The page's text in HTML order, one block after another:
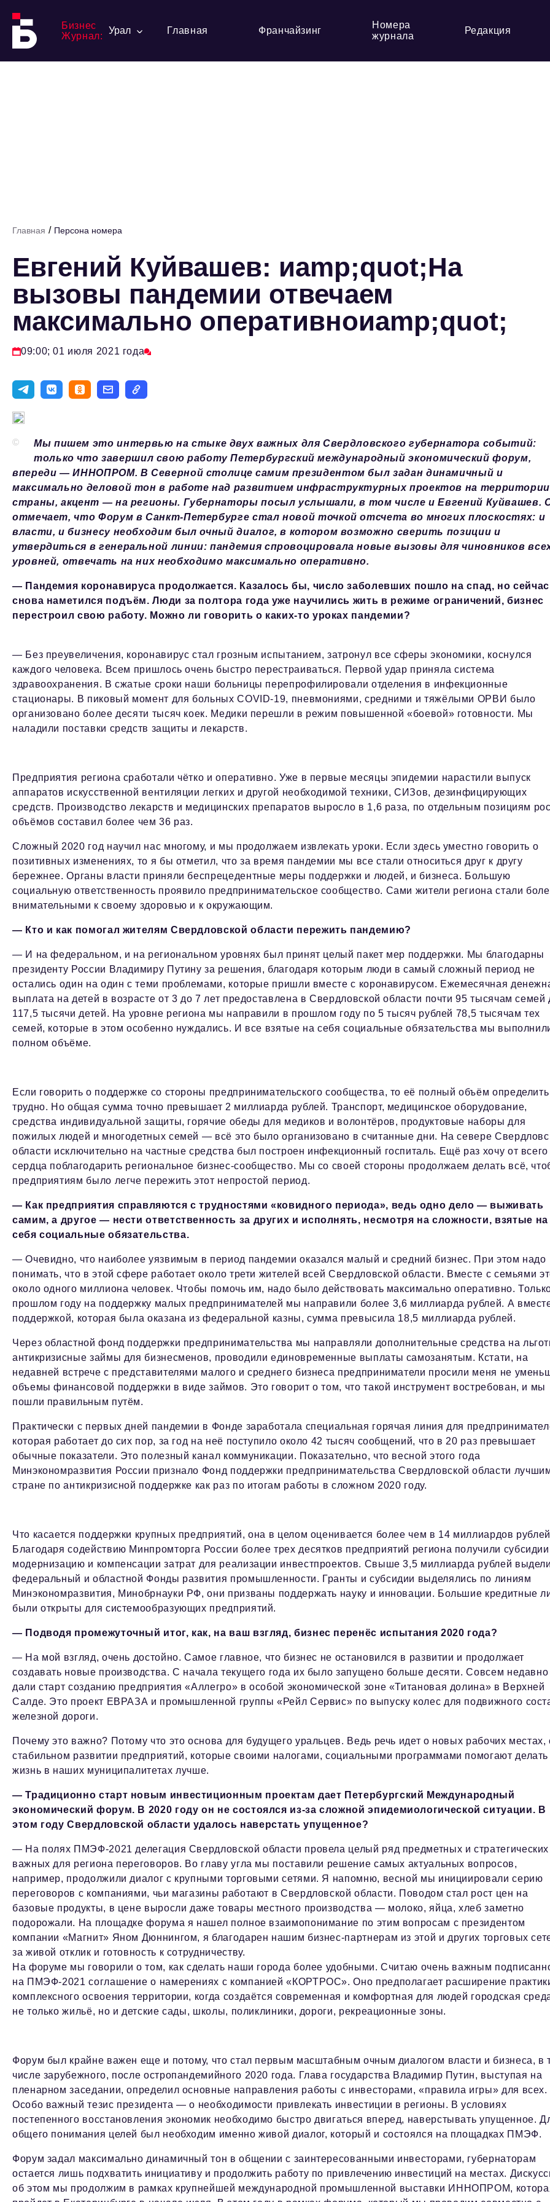
Бизнес
Журнал:
Урал Главная Франчайзинг
Номера
журнала
Редакция
Главная / Персона номера
Евгений Куйвашев: иamp;quot;На
вызовы пандемии отвечаем
максимально оперативноиamp;quot;
09:00; 01 июля 2021 года
©
Мы пишем это интервью на стыке двух важных для Свердловского губернатора событий:
только что завершил свою работу Петербургский международный экономический форум,
впереди — ИННОПРОМ. В Северной столице самим президентом был задан динамичный и
максимально деловой тон в работе над развитием инфраструктурных проектов на территории
страны, акцент — на регионы. Губернаторы посыл услышали, в том числе и Евгений Куйвашев.
отмечает, что Форум в Санкт-Петербурге стал новой точкой отсчета во многих плоскостях: и
власти, и бизнесу необходим был очный диалог, в котором возможно сверить позиции и
утвердиться в генеральной линии: пандемия спровоцировала новые вызовы для чиновников
уровней, отвечать на них необходимо максимально оперативно.
— Пандемия коронавируса продолжается. Казалось бы, число заболевших пошло на спад, но сейчас
снова наметился подъём. Люди за полтора года уже научились жить в режиме ограничений, бизнес
перестроил свою работу. Можно ли говорить о каких-то уроках пандемии?
— Без преувеличения, коронавирус стал грозным испытанием, затронул все сферы экономики, коснулся
каждого человека. Всем пришлось очень быстро перестраиваться. Первой удар приняла система
здравоохранения. В сжатые сроки наши больницы перепрофилировали отделения в инфекционные
стационары. В пиковый момент для больных COVID-19, пневмониями, средними и тяжёлыми ОРВИ было
организовано более десяти тысяч коек. Медики перешли в режим повышенной «боевой» готовности. Мы
наладили поставки средств защиты и лекарств.
Предприятия региона сработали чётко и оперативно. Уже в первые месяцы эпидемии нарастили выпуск
аппаратов искусственной вентиляции легких и другой необходимой техники, СИЗов, дезинфицирующих
средств. Производство лекарств и медицинских препаратов выросло в 1,6 раза, по отдельным позициям
объёмов составил более чем 36 раз.
Сложный 2020 год научил нас многому, и мы продолжаем извлекать уроки. Если здесь уместно говорить о
позитивных изменениях, то я бы отметил, что за время пандемии мы все стали относиться друг к другу
бережнее. Органы власти приняли беспрецедентные меры поддержки и людей, и бизнеса. Большую
социальную ответственность проявило предпринимательское сообщество. Сами жители региона стали
внимательными к своему здоровью и к окружающим.
— Кто и как помогал жителям Свердловской области пережить пандемию?
— И на федеральном, и на региональном уровнях был принят целый пакет мер поддержки. Мы благодарны
президенту России Владимиру Путину за решения, благодаря которым люди в самый сложный период не
остались один на один с теми проблемами, которые пришли вместе с коронавирусом. Ежемесячная
выплата на детей в возрасте от 3 до 7 лет предоставлена в Свердловской области почти 95 тысячам семей
117,5 тысячи детей. На уровне региона мы направили в прошлом году по 5 тысяч рублей 78,5 тысячам тех
семей, которые в этом особенно нуждались. И все взятые на себя социальные обязательства мы
полном объёме.
Если говорить о поддержке со стороны предпринимательского сообщества, то её полный объём определить
трудно. Но общая сумма точно превышает 2 миллиарда рублей. Транспорт, медицинское оборудование,
средства индивидуальной защиты, горячие обеды для медиков и волонтёров, продуктовые наборы для
пожилых людей и многодетных семей — всё это было организовано в считанные дни. На севере
области исключительно на частные средства был построен инфекционный госпиталь. Ещё раз хочу от всего
сердца поблагодарить региональное бизнес-сообщество. Мы со своей стороны продолжаем делать всё,
предприятиям было легче пережить этот непростой период.
— Как предприятия справляются с трудностями «ковидного периода», ведь одно дело — выживать
самим, а другое — нести ответственность за других и исполнять, несмотря на сложности, взятые на
себя социальные обязательства.
— Очевидно, что наиболее уязвимым в период пандемии оказался малый и средний бизнес. При этом надо
понимать, что в этой сфере работает около трети жителей всей Свердловской области. Вместе с семьями
около одного миллиона человек. Чтобы помочь им, надо было действовать максимально оперативно.
прошлом году на поддержку малых предпринимателей мы направили более 3,6 миллиарда рублей. А
поддержкой, которая была оказана из федеральной казны, сумма превысила 18,5 миллиарда рублей.
Через областной фонд поддержки предпринимательства мы направляли дополнительные средства на
антикризисные займы для бизнесменов, проводили единовременные выплаты самозанятым. Кстати, на
недавней встрече с представителями малого и среднего бизнеса предприниматели просили меня не
объемы финансовой поддержки в виде займов. Это говорит о том, что такой инструмент востребован, и мы
пошли правильным путём.
Практически с первых дней пандемии в Фонде заработала специальная горячая линия для
которая работает до сих пор, за год на неё поступило около 42 тысяч сообщений, что в 20 раз превышает
обычные показатели. Это полезный канал коммуникации. Показательно, что весной этого года
Минэкономразвития России признало Фонд поддержки предпринимательства Свердловской области
стране по антикризисной поддержке как раз по итогам работы в сложном 2020 году.
Что касается поддержки крупных предприятий, она в целом оценивается более чем в 14 миллиардов
Благодаря содействию Минпромторга России более трех десятков предприятий региона получили
модернизацию и компенсации затрат для реализации инвестпроектов. Свыше 3,5 миллиарда рублей
федеральный и областной Фонды развития промышленности. Гранты и субсидии выделялись по линиям
Минэкономразвития, Минобрнауки РФ, они призваны поддержать науку и инновации. Большие кредитные
были открыты для системообразующих предприятий.
— Подводя промежуточный итог, как, на ваш взгляд, бизнес перенёс испытания 2020 года?
— На мой взгляд, очень достойно. Самое главное, что бизнес не остановился в развитии и продолжает
создавать новые производства. С начала текущего года их было запущено больше десяти. Совсем
дали старт созданию предприятия «Аллегро» в особой экономической зоне «Титановая долина» в Верхней
Салде. Это проект ЕВРАЗА и промышленной группы «Рейл Сервис» по выпуску колес для подвижного
железной дороги.
Почему это важно? Потому что это основа для будущего уральцев. Ведь речь идет о новых рабочих местах,
стабильном развитии предприятий, которые своими налогами, социальными программами помогают делать
жизнь в наших муниципалитетах лучше.
— Традиционно старт новым инвестиционным проектам дает Петербургский Международный
экономический форум. В 2020 году он не состоялся из-за сложной эпидемиологической ситуации. В
этом году Свердловской области удалось наверстать упущенное?
— На полях ПМЭФ-2021 делегация Свердловской области провела целый ряд предметных и стратегических
важных для региона переговоров. Во главу угла мы поставили решение самых актуальных вопросов,
например, продолжили диалог с крупными торговыми сетями. Я напомню, весной мы инициировали серию
переговоров с компаниями, чьи магазины работают в Свердловской области. Поводом стал рост цен на
базовые продукты, в цене выросли даже товары местного производства — молоко, яйца, хлеб заметно
подорожали. На площадке форума я нашел полное взаимопонимание по этим вопросам с президентом
компании «Магнит» Яном Дюннингом, я благодарен нашим бизнес-партнерам из этой и других торговых
за живой отклик и готовность к сотрудничеству.
На форуме мы говорили о том, как сделать наши города более удобными. Считаю очень важным
на ПМЭФ-2021 соглашение о намерениях с компанией «КОРТРОС». Оно предполагает расширение
комплексного освоения территории, когда создаётся современная и комфортная для людей городская
не только жильё, но и детские сады, школы, поликлиники, дороги, рекреационные зоны.
Форум был крайне важен еще и потому, что стал первым масштабным очным диалогом власти и бизнеса, в
числе зарубежного, после остропандемийного 2020 года. Глава государства Владимир Путин, выступая на
пленарном заседании, определил основные направления работы с инвесторами, «правила игры» для всех.
Особо важный тезис президента — о необходимости привлекать инвестиции в регионы. В условиях
постепенного восстановления экономик необходимо быстро двигаться вперед, наверстывать упущенное.
общего понимания целей был необходим именно живой диалог, который и состоялся на площадках ПМЭФ.
Форум задал максимально динамичный тон в общении с заинтересованными инвесторами, губернаторам
остается лишь подхватить инициативу и продолжить работу по привлечению инвестиций на местах.
об этом мы продолжим в рамках крупнейшей международной промышленной выставки ИННОПРОМ,